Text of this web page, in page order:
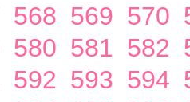
568 569 570
580 581 582
592 593 594